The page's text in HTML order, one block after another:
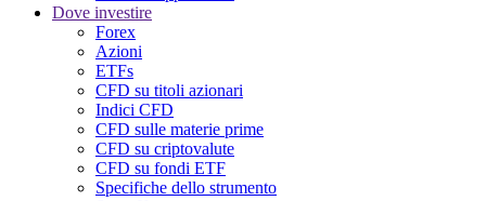
Dove investire
Forex
Azioni
ETFs
CFD su titoli azionari
Indici CFD
CFD sulle materie prime
CFD su criptovalute
CFD su fondi ETF
Specifiche dello strumento